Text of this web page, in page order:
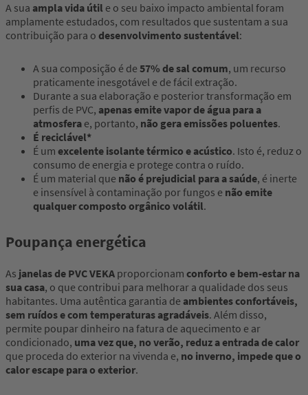
A sua ampla vida útil e o seu baixo impacto ambiental foram
amplamente estudados, com resultados que sustentam a sua
contribuição para o desenvolvimento sustentável:
A sua composição é de57% de sal comum, um recurso
praticamente inesgotável e de fácil extração.
Durante a sua elaboração e posterior transformação em
perfis de PVC, apenas emite vapor de água para a
atmosfera e, portanto, não gera emissões poluentes.
É reciclável*
É um excelente isolante térmico e acústico. Isto é, reduz o
consumo de energia e protege contra o ruído.
É um material que não é prejudicial para a saúde, é inerte
e insensível à contaminação por fungos e não emite
qualquer composto orgânico volátil.
Poupança energética
As janelas de PVC VEKA proporcionam conforto e bem-estar na
sua casa, o que contribui para melhorar a qualidade dos seus
habitantes. Uma autêntica garantia de ambientes confortáveis,
sem ruídos e com temperaturas agradáveis. Além disso,
permite poupar dinheiro na fatura de aquecimento e ar
condicionado, uma vez que, no verão, reduz a entrada de calor
que proceda do exterior na vivenda e, no inverno, impede que o
calor escape para o exterior.